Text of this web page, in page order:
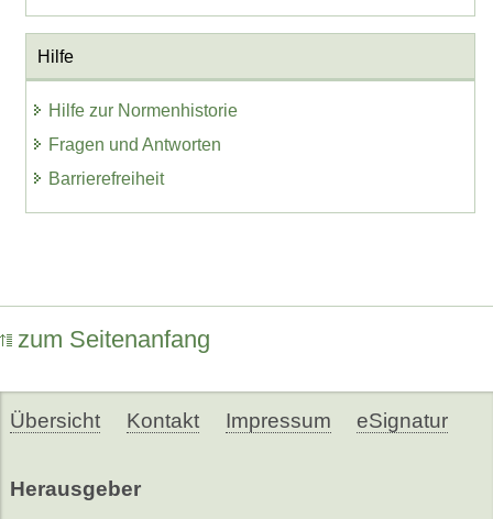
Hilfe
Hilfe zur Normenhistorie
Fragen und Antworten
Barrierefreiheit
zum Seitenanfang
Übersicht Kontakt Impressum eSignatur
Herausgeber